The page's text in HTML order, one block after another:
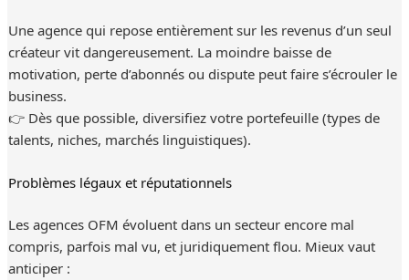
Une agence qui repose entièrement sur les revenus d’un seul
créateur vit dangereusement. La moindre baisse de
motivation, perte d’abonnés ou dispute peut faire s’écrouler le
business.
👉 Dès que possible, diversifiez votre portefeuille (types de
talents, niches, marchés linguistiques).
Problèmes légaux et réputationnels
Les agences OFM évoluent dans un secteur encore mal
compris, parfois mal vu, et juridiquement flou. Mieux vaut
anticiper :